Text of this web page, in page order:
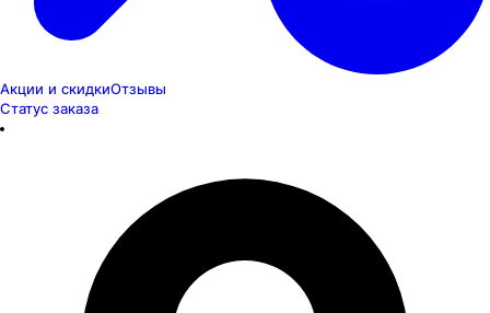
Акции и скидкиОтзывы
Статус заказа